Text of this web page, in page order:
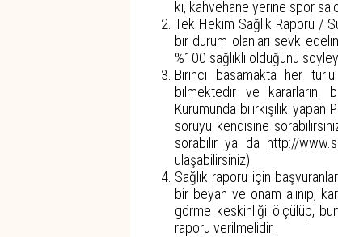
ki, kahvehane yerine spor
Tek Hekim Sağlık Raporu /
bir durum olanları sevk
%100 sağlıklı olduğunu
Birinci basamakta her türlü
bilmektedir ve
Kurumunda bilirkişilik yapan
soruyu kendisine
sorabilir ya da http://
ulaşabilirsiniz)
Sağlık raporu için
bir beyan ve onam alınıp,
görme keskinliği ölçülüp,
raporu verilmelidir.